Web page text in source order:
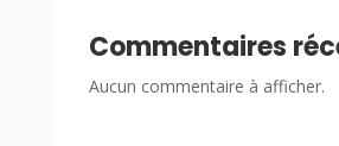
Commentaires
Aucun commentaire à afficher.